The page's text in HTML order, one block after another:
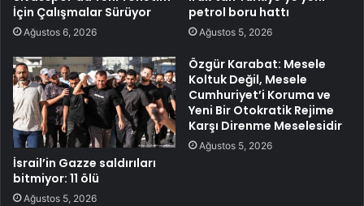
İçin Çalışmalar Sürüyor
Ağustos 6, 2026
petrol boru hattı
Ağustos 5, 2026
İsrail’in Gazze saldırıları
bitmiyor: 11 ölü
Ağustos 5, 2026
Özgür Karabat: Mesele
Koltuk Değil, Mesele
Cumhuriyet’i Koruma ve
Yeni Bir Otokratik Rejime
Karşı Direnme Meselesidir
Ağustos 5, 2026